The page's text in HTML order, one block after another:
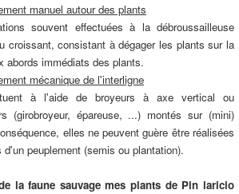
manuel autour des plants
souvent effectuées à la débroussailleuse
croissant, consistant à dégager les plants sur la
abords immédiats des plants.
mécanique de l'interligne
à l'aide de broyeurs à axe vertical ou
(girobroyeur, épareuse, ...) montés sur (mini)
elles ne peuvent guère être réalisées
peuplement (semis ou plantation).
la faune sauvage mes plants de Pin laricio